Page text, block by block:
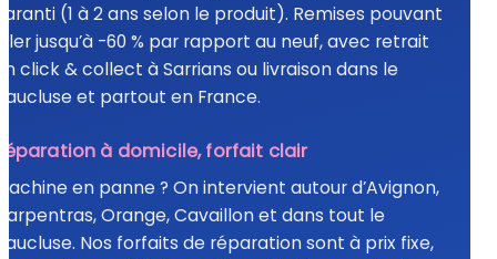
(1 à 2 ans selon le produit). Remises pouvant
jusqu’à -60 % par rapport au neuf, avec retrait
click & collect à Sarrians ou livraison dans le
et partout en France.
à domicile, forfait clair
en panne ? On intervient autour d’Avignon,
Orange, Cavaillon et dans tout le
Nos forfaits de réparation sont à prix fixe,